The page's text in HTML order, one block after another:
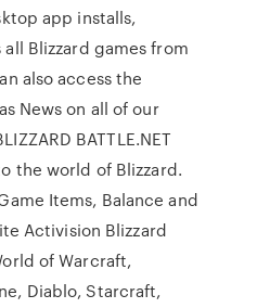
app installs,
Blizzard games from
also access the
News on all of our
BATTLE.NET
the world of Blizzard.
Items, Balance and
Activision Blizzard
of Warcraft,
Diablo, Starcraft,